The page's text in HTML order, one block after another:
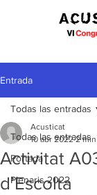
Entrada
Todas las entradas
Portada
Plenaris 2022
Todas las entradas
Activitat
d’Escolta
Acusticat
10 abr 2022 2